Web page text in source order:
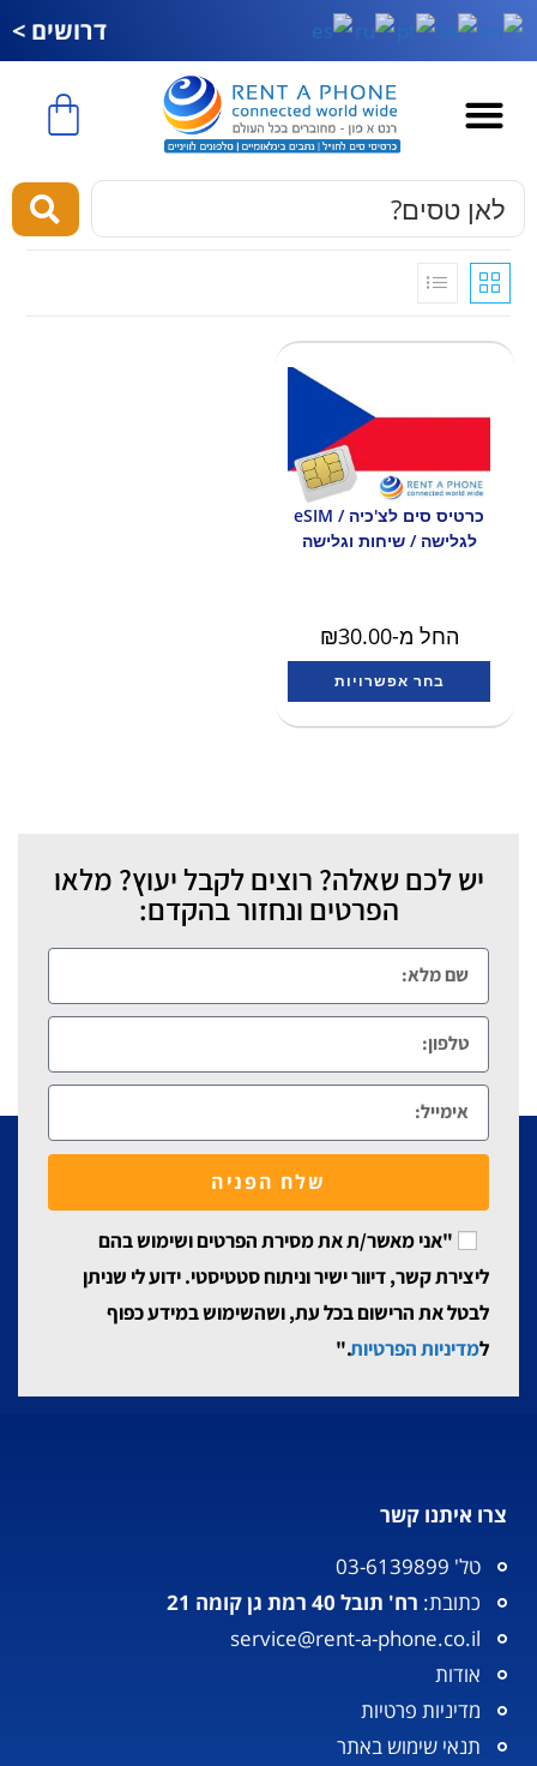
דרושים >
כרטיס סים לצ'כיה / eSIM
לגלישה / שיחות וגלישה
החל מ- ₪30.00
בחר אפשרויות
יש לכם שאלה? רוצים לקבל יעוץ? מלאו
הפרטים ונחזור בהקדם:
"אני מאשר/ת את מסירת הפרטים ושימוש בהם
ליצירת קשר, דיוור ישיר וניתוח סטטיסטי. ידוע לי שניתן
לבטל את הרישום בכל עת, ושהשימוש במידע כפוף
למדיניות הפרטיות."
שלח הפניה
צרו איתנו קשר
טל' 03-6139899
כתובת: רח' תובל 40 רמת גן קומה 21
service@rent-a-phone.co.il
אודות
מדיניות פרטיות
תנאי שימוש באתר